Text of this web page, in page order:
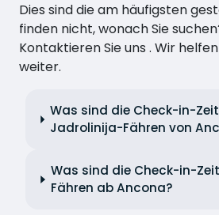
Dies sind die am häufigsten
finden nicht, wonach Sie
Kontaktieren Sie uns . Wir
weiter.
Was sind die Check-in-
Jadrolinija-Fähren von
Was sind die Check-in-
Fähren ab Ancona?